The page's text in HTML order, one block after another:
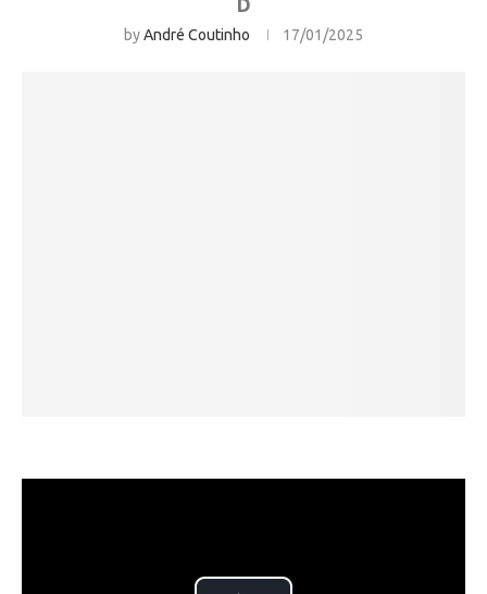
D
byAndré Coutinho 17/01/2025